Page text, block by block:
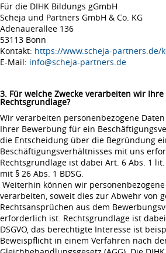
Für die DIHK Bildungs gGmbH
Scheja und Partners GmbH & Co. KG
Adenauerallee 136
53113 Bonn
Kontakt: https://www.scheja-partners.de/
E-Mail: info@scheja-partners.de
3. Für welche Zwecke verarbeiten wir
Rechtsgrundlage?
Wir verarbeiten personenbezogene
Ihrer Bewerbung für ein
die Entscheidung über die Begründung
Beschäftigungsverhältnisses mit uns
Rechtsgrundlage ist dabei Art. 6 Abs. 1
mit § 26 Abs. 1 BDSG.
Weiterhin können wir
verarbeiten, soweit dies zur Abwehr von
Rechtsansprüchen aus dem
erforderlich ist. Rechtsgrundlage ist
DSGVO, das berechtigte Interesse ist
Beweispflicht in einem Verfahren nach